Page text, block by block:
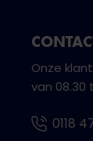
Onze
van 08.30
0118